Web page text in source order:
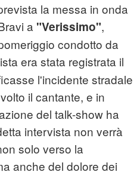
la messa in onda
a "Verissimo",
condotto da
era stata registrata il
l'incidente stradale
il cantante, e in
del talk-show ha
intervista non verrà
solo verso la
anche del dolore dei